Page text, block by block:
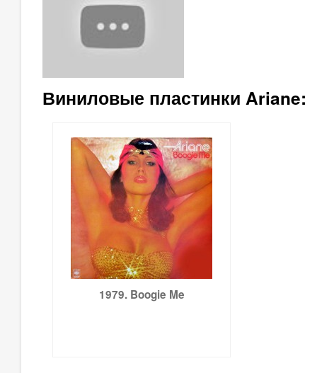
Виниловые пластинки Ariane:
1979. Boogie Me